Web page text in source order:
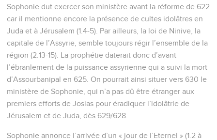
Sophonie dut exercer son ministère avant la réforme de 622
car il mentionne encore la présence de cultes idolâtres en
Juda et à Jérusalem (1.4-5). Par ailleurs, la loi de Ninive, la
capitale de l’Assyrie, semble toujours régir l’ensemble de la
région (2.13-15). La prophétie daterait donc d’avant
l’ébranlement de la puissance assyrienne qui a suivi la mort
d’Assourbanipal en 625. On pourrait ainsi situer vers 630 le
ministère de Sophonie, qui n’a pas dû être étranger aux
premiers efforts de Josias pour éradiquer l’idolâtrie de
Jérusalem et de Juda, dès 629/628.
Sophonie annonce l’arrivée d’un « jour de l’Eternel » (1.2 à